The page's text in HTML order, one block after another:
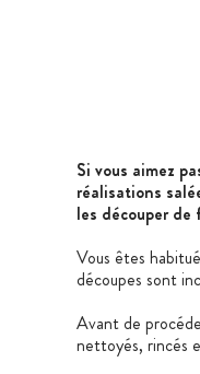
Si vous aimez
réalisations
les découper
Vous êtes
découpes sont
Avant de
nettoyés, rincés